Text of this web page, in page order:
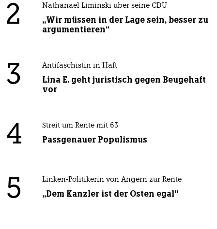
2 Nathanael Liminski über seine CDU
„Wir müssen in der Lage sein, besser zu
argumentieren“
3 Antifaschistin in Haft
Lina E. geht juristisch gegen Beugehaft
vor
4 Streit um Rente mit 63
Passgenauer Populismus
5 Linken-Politikerin von Angern zur Rente
„Dem Kanzler ist der Osten egal“